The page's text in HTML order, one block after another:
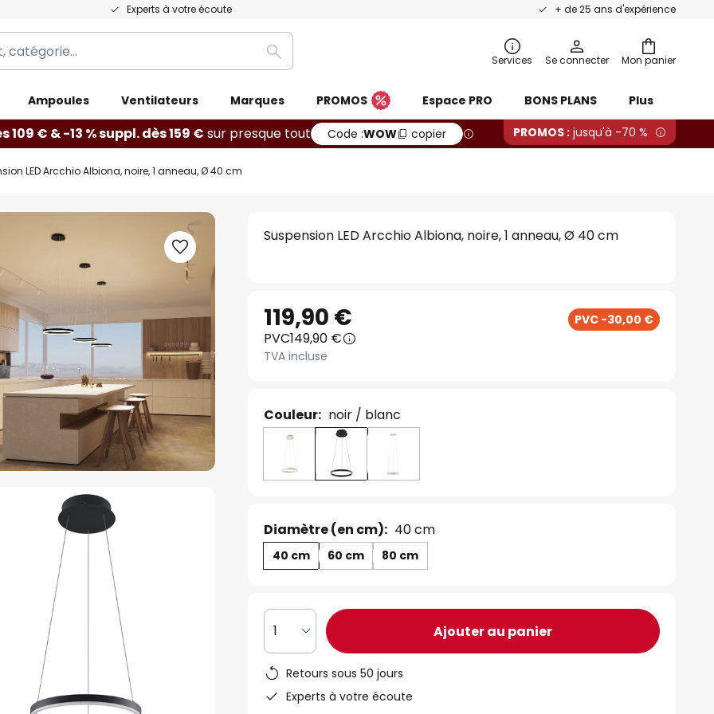
Experts à votre écoute + de 25 ans d'expérience
Mon panier
Rechercher Services Se connecter
Ampoules Ventilateurs Marques PROMOS Espace PRO BONS PLANS Plus
109 € & -13 % suppl. dès 159 € sur presque tout Code :WOW copier PROMOS : jusqu'à -70 %
LED Arcchio Albiona, noire, 1 anneau, Ø 40 cm
Suspension LED Arcchio Albiona, noire, 1 anneau, Ø 40 cm
119,90 € PVC -30,00 €
PVC149,90 €
TVA incluse
Couleur: noir / blanc
Diamètre (en cm): 40 cm
40 cm 60 cm 80 cm
1 Ajouter au panier
Retours sous 50 jours
Experts à votre écoute